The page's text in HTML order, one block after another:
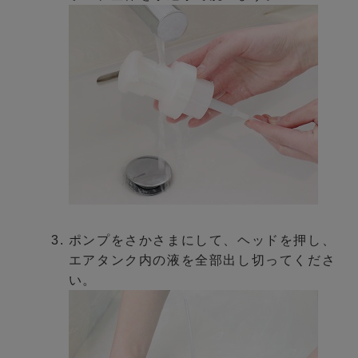
ポンプをさかさまにして、ヘッドを押し、
エアタンク内の液を全部出し切ってくださ
い。